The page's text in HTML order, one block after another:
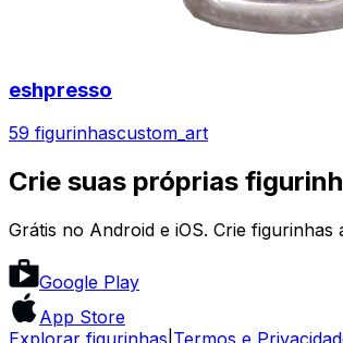
eshpresso
59 figurinhascustom_art
Crie suas próprias
Grátis no Android e iOS. Crie
Google Play
App Store